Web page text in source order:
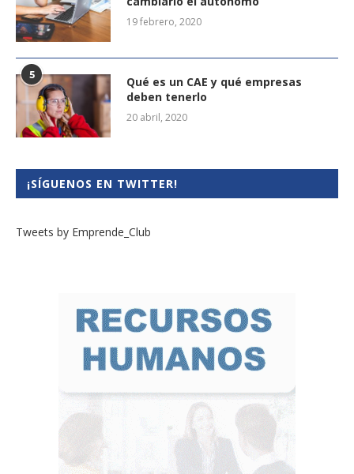
19 febrero, 2020
5
Qué es un CAE y qué empresas
deben tenerlo
20 abril, 2020
¡SÍGUENOS EN TWITTER!
Tweets by Emprende_Club